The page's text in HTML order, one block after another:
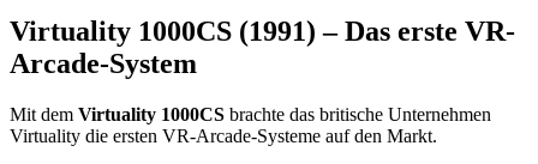
Virtuality 1000CS (1991) – Das erste VR-
Arcade-System
Mit dem Virtuality 1000CS brachte das britische Unternehmen
Virtuality die ersten VR-Arcade-Systeme auf den Markt.